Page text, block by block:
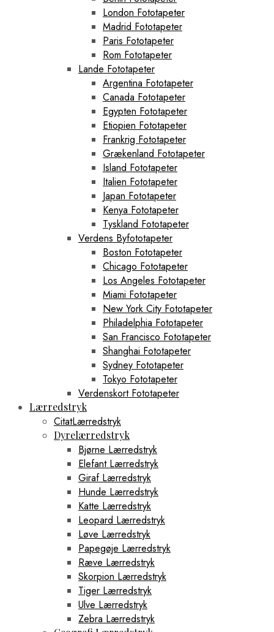
London Fototapeter
Madrid Fototapeter
Paris Fototapeter
Rom Fototapeter
Lande Fototapeter
Argentina Fototapeter
Canada Fototapeter
Egypten Fototapeter
Etiopien Fototapeter
Frankrig Fototapeter
Grækenland Fototapeter
Island Fototapeter
Italien Fototapeter
Japan Fototapeter
Kenya Fototapeter
Tyskland Fototapeter
Verdens Byfototapeter
Boston Fototapeter
Chicago Fototapeter
Los Angeles Fototapeter
Miami Fototapeter
New York City Fototapeter
Philadelphia Fototapeter
San Francisco Fototapeter
Shanghai Fototapeter
Sydney Fototapeter
Tokyo Fototapeter
Verdenskort Fototapeter
Lærredstryk
CitatLærredstryk
Dyrelærredstryk
Bjørne Lærredstryk
Elefant Lærredstryk
Giraf Lærredstryk
Hunde Lærredstryk
Katte Lærredstryk
Leopard Lærredstryk
Løve Lærredstryk
Papegøje Lærredstryk
Ræve Lærredstryk
Skorpion Lærredstryk
Tiger Lærredstryk
Ulve Lærredstryk
Zebra Lærredstryk